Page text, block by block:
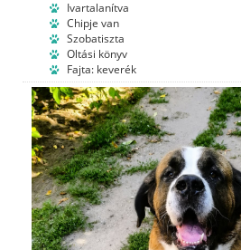
Ivartalanítva
Chipje van
Szobatiszta
Oltási könyv
Fajta: keverék